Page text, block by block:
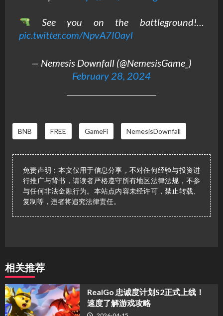
See you on the battleground!…
pic.twitter.com/NpvA7I0ayl
— Nemesis Downfall (@NemesisGame_)
February 28, 2024
BNB FREE GameFi NemesisDownfall
免责声明：本文仅用于信息分享，不对任何经验与投资进
行推广与背书，请读者严格遵守所有地区法律法规，不参
与任何非法金融行为。本站点内容未经许可，禁止转载、
复制等，违者将追究法律责任。
相关推荐
​RealGo 忠诚度计划S2正式上线！
速度了解游戏攻略